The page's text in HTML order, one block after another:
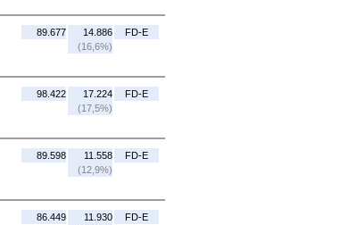
89.677
14.886
(16,6%)
FD-E
98.422
17.224
(17,5%)
FD-E
89.598
11.558
(12,9%)
FD-E
86.449
11.930
FD-E